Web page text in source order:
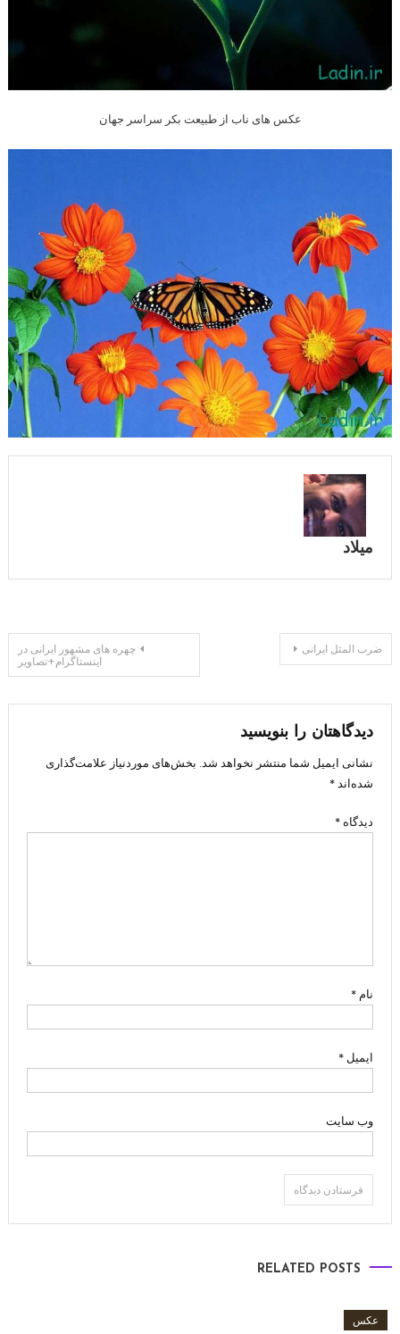
عکس های ناب از طبیعت بکر سراسر جهان
میلاد
راهبری
چهره های مشهور ایرانی در
اینستاگرام+تصاویر
ضرب المثل ایرانی
دیدگاهتان را بنویسید
نشانی ایمیل شما منتشر نخواهد شد. بخش‌های موردنیاز علامت‌گذاری
شده‌اند*
دیدگاه *
نام *
ایمیل *
وب‌ سایت
RELATED POSTS
عکس